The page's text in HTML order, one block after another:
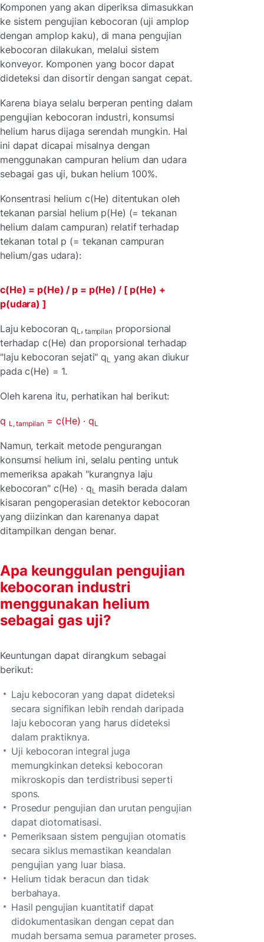
Komponen yang akan diperiksa dimasukkan
ke sistem pengujian kebocoran (uji amplop
dengan amplop kaku), di mana pengujian
kebocoran dilakukan, melalui sistem
konveyor. Komponen yang bocor dapat
dideteksi dan disortir dengan sangat cepat.
Karena biaya selalu berperan penting dalam
pengujian kebocoran industri, konsumsi
helium harus dijaga serendah mungkin. Hal
ini dapat dicapai misalnya dengan
menggunakan campuran helium dan udara
sebagai gas uji, bukan helium 100%.
Konsentrasi helium c(He) ditentukan oleh
tekanan parsial helium p(He) (= tekanan
helium dalam campuran) relatif terhadap
tekanan total p (= tekanan campuran
helium/gas udara):
c(He) = p(He) / p = p(He) / [ p(He) +
p(udara) ]
Laju kebocoran qL , tampilan proporsional
terhadap c(He) dan proporsional terhadap
"laju kebocoran sejati" qL
yang akan diukur
pada c(He) = 1.
Oleh karena itu, perhatikan hal berikut:
q L, tampilan = c(He) · qL
Namun, terkait metode pengurangan
konsumsi helium ini, selalu penting untuk
memeriksa apakah "kurangnya laju
kebocoran" c(He) · qL
masih berada dalam
kisaran pengoperasian detektor kebocoran
yang diizinkan dan karenanya dapat
ditampilkan dengan benar.
Apa keunggulan pengujian
kebocoran industri
menggunakan helium
sebagai gas uji?
Keuntungan dapat dirangkum sebagai
berikut:
Laju kebocoran yang dapat dideteksi
secara signifikan lebih rendah daripada
laju kebocoran yang harus dideteksi
dalam praktiknya.
Uji kebocoran integral juga
memungkinkan deteksi kebocoran
mikroskopis dan terdistribusi seperti
spons.
Prosedur pengujian dan urutan pengujian
dapat diotomatisasi.
Pemeriksaan sistem pengujian otomatis
secara siklus memastikan keandalan
pengujian yang luar biasa.
Helium tidak beracun dan tidak
berbahaya.
Hasil pengujian kuantitatif dapat
didokumentasikan dengan cepat dan
mudah bersama semua parameter proses.